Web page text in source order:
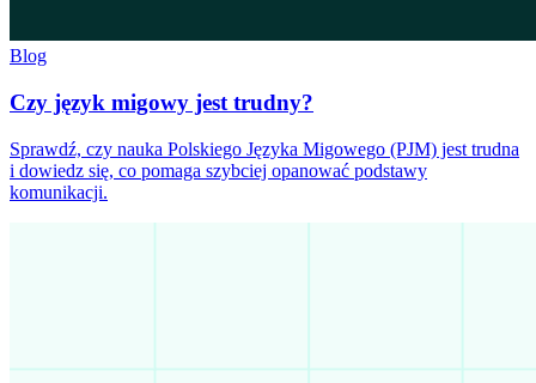
Blog
Czy język migowy jest trudny?
Sprawdź, czy nauka Polskiego Języka Migowego (PJM) jest trudna
i dowiedz się, co pomaga szybciej opanować podstawy
komunikacji.